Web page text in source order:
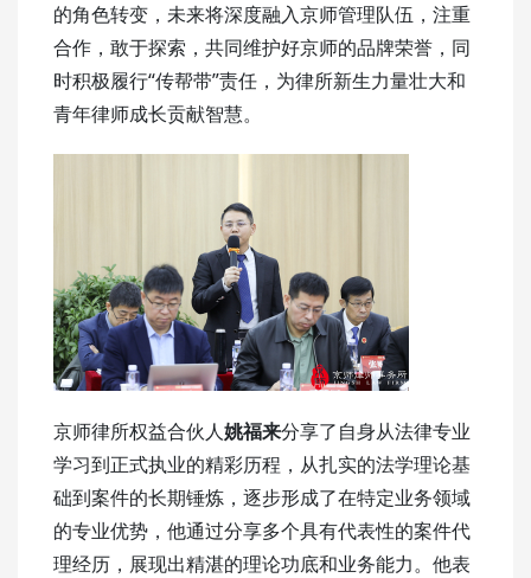
的角色转变，未来将深度融入京师管理队伍，注重
合作，敢于探索，共同维护好京师的品牌荣誉，同
时积极履行“传帮带”责任，为律所新生力量壮大和
青年律师成长贡献智慧。
京师律所权益合伙人姚福来分享了自身从法律专业
学习到正式执业的精彩历程，从扎实的法学理论基
础到案件的长期锤炼，逐步形成了在特定业务领域
的专业优势，他通过分享多个具有代表性的案件代
理经历，展现出精湛的理论功底和业务能力。他表